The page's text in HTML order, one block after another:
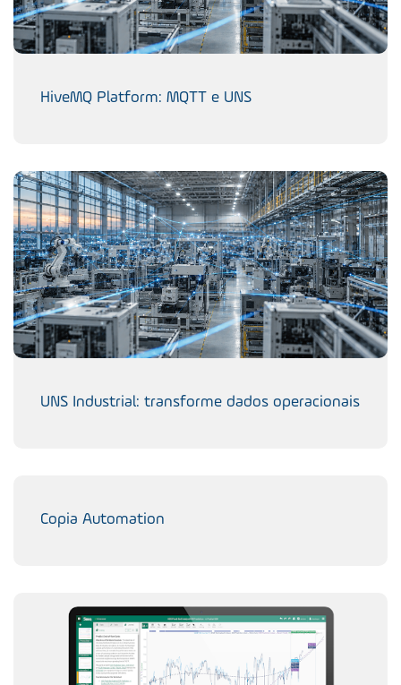
HiveMQ Platform: MQTT e UNS
UNS Industrial: transforme dados operacionais
Copia Automation